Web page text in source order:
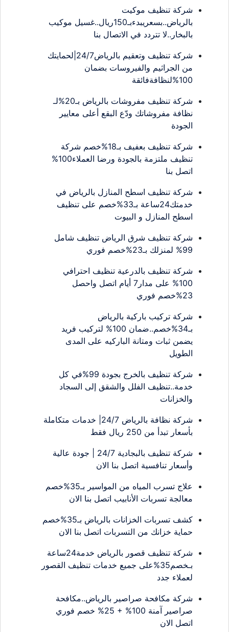
شركة تنظيف موكيت
بالرياض..بسعريبدءبـ150ريال..غسيل موكيب
بالبخار..لا تتردد في الاتصال بنا
شركة تنظيف وتعقيم بالرياض24/7|لحمايتك
من الجراثيم والفيروسات بضمان
100%لنظافةفائقة
شركة تنظيف مفروشات بالرياض بـ20%لـ
نظافة مفروشاتك ودّع البقع أعلى معايير
الجودة
شركة تنظيف بعفيف بـ18%خصم شركة
تنظيف ملتزمة بالجودة ورضا العملاء100%
اتصل بنا
شركة تنظيف اسطح المنازل بالرياض في
خدمتك24ساعة بـ33%خصم على تنظيف
اسطح المنازل و البيوت
شركة تنظيف شرق الرياض تنظيف شامل
99% لمنزلك بـ23%خصم فوري
شركة تنظيف بالدرعية تنظيف احترافي
100% على مدار7 أيام اتصل واحصل
23%خصم فوري
شركة تركيب باركية بالرياض
بـ34%خصم..ضمان 100% لتركيب فريد
يضمن ثبات ومتانة الباركيه على المدى
الطويل
شركة تنظيف بالخرج بجودة 99%في كل
خدمة..تنظيف الفلل والشقق إلى السجاد
والخزانات
شركة نظافة بالرياض 24/7| خدمات متكاملة
بأسعار تبدأ من 250 ريال فقط
شركة تنظيف بالبجادية 24/7 | جودة عالية
وأسعار تنافسية اتصل بنا الان
علاج تسرب المياه من المواسير بـ35%خصم
معالجة تسربات الأنابيب اتصل بنا الان
كشف تسربات الخزانات بالرياض بـ35%خصم
حماية خزانك من التسربات اتصل بنا الان
شركة تنظيف قصور بالرياض خدمة24ساعة
بـخصم35%على جميع خدمات تنظيف القصور
لعملاء جدد
شركة مكافحة صراصير بالرياض..مكافحة
صراصير آمنة 100% + 25% خصم فوري
اتصل الان